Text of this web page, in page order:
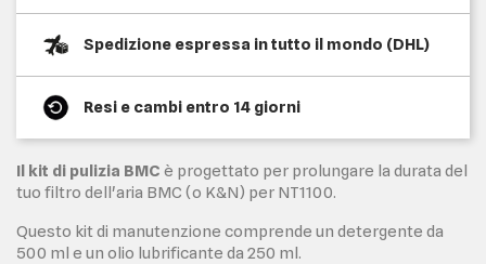
Spedizione espressa in tutto il mondo (DHL)
Resi e cambi entro 14 giorni
Il kit di pulizia BMC è progettato per prolungare la durata del
tuo filtro dell'aria BMC (o K&N) per NT1100.
Questo kit di manutenzione comprende un detergente da
500 ml e un olio lubrificante da 250 ml.